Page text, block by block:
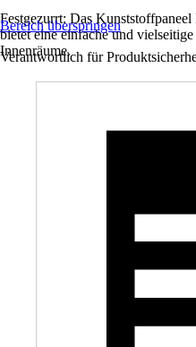
Festgezurrt: Das
bietet eine einfache und
Innenräume.
Bereich überspringen
Verantwortlich für